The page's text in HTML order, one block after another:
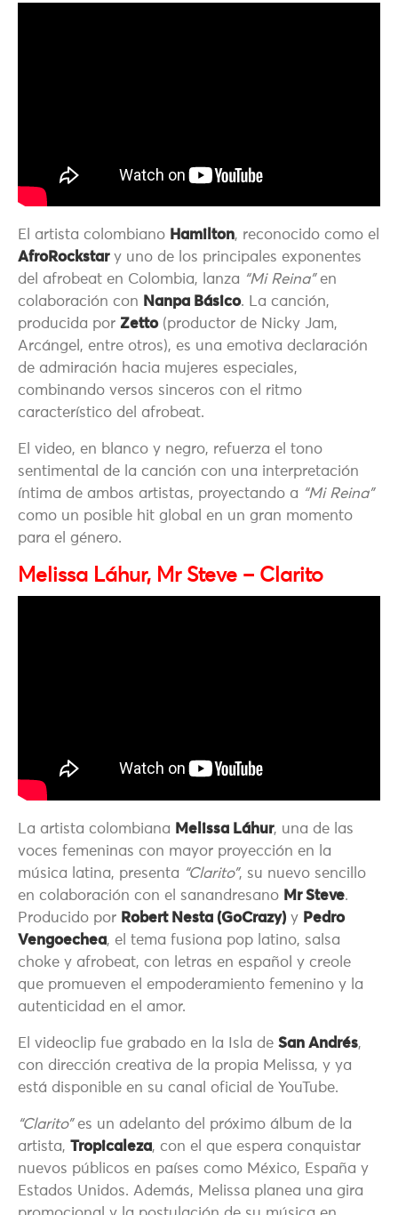
El artista colombiano Hamilton, reconocido como el
AfroRockstary uno de los principales exponentes
del afrobeat en Colombia, lanza “Mi Reina”en
colaboración con Nanpa Básico. La canción,
producida por Zetto(productor de Nicky Jam,
Arcángel, entre otros), es una emotiva declaración
de admiración hacia mujeres especiales,
combinando versos sinceros con el ritmo
característico del afrobeat.
El video, en blanco y negro, refuerza el tono
sentimental de la canción con una interpretación
íntima de ambos artistas, proyectando a “Mi Reina”
como un posible hit global en un gran momento
para el género.
Melissa Láhur, Mr Steve – Clarito
La artista colombiana Melissa Láhur, una de las
voces femeninas con mayor proyección en la
música latina, presenta “Clarito”, su nuevo sencillo
en colaboración con el sanandresano Mr Steve.
Producido por Robert Nesta (GoCrazy) y Pedro
Vengoechea, el tema fusiona pop latino, salsa
choke y afrobeat, con letras en español y creole
que promueven el empoderamiento femenino y la
autenticidad en el amor.
El videoclip fue grabado en la Isla de San Andrés,
con dirección creativa de la propia Melissa, y ya
está disponible en su canal oficial de YouTube.
“Clarito”es un adelanto del próximo álbum de la
artista, Tropicaleza, con el que espera conquistar
nuevos públicos en países como México, España y
Estados Unidos. Además, Melissa planea una gira